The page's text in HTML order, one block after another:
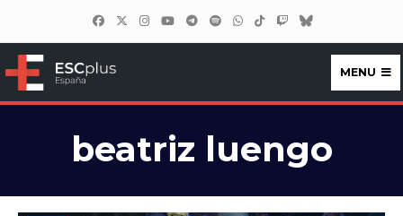
ESCplus España
MENU
beatriz luengo